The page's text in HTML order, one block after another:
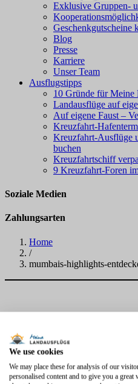
Exklusive Gruppen-
Geschenkgutscheine
Blog
Presse
Karriere
Unser Team
Ausflugstipps
10 Gründe für Meine
Landausflüge auf
Auf eigene Faust –
Kreuzfahrt-
Kreuzfahrt-Ausflüge
buchen
Kreuzfahrtschiff
9 Kreuzfahrt-Foren
Soziale Medien
Zahlungsarten
Home
/
mumbais-highlights-
We use cookies
We may place these for analysis of our
personalised content and to give you a